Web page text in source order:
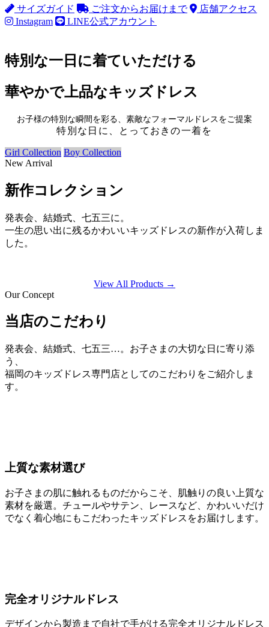
サイズガイド ご注文からお届けまで
店舗アクセス
Instagram
LINE公式アカウント
特別な一日に着ていただける
華やかで上品なキッズドレス
お子様の特別な瞬間を彩る、素敵なフォーマルドレスをご提案
特別な日に、とっておきの一着を
Girl Collection Boy Collection
New Arrival
新作コレクション
発表会、結婚式、七五三に。
一生の思い出に残るかわいいキッズドレスの新作が入荷しま
した。
View All Products →
Our Concept
当店のこだわり
発表会、結婚式、七五三…。お子さまの大切な日に寄り添
う、
福岡のキッズドレス専門店としてのこだわりをご紹介しま
す。
上質な素材選び
お子さまの肌に触れるものだからこそ、肌触りの良い上質な
素材を厳選。チュールやサテン、レースなど、かわいいだけ
でなく着心地にもこだわったキッズドレスをお届けします。
完全オリジナルドレス
デザインから製造まで自社で手がける完全オリジナルドレス